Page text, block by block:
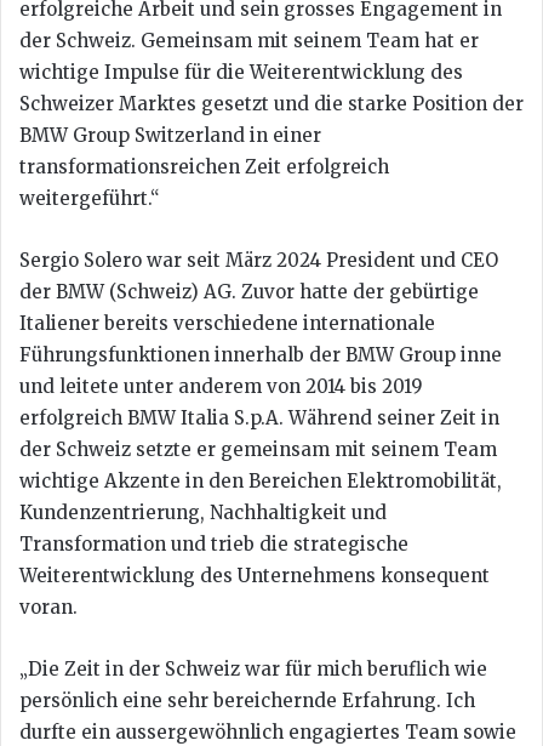
erfolgreiche Arbeit und sein grosses Engagement in
der Schweiz. Gemeinsam mit seinem Team hat er
wichtige Impulse für die Weiterentwicklung des
Schweizer Marktes gesetzt und die starke Position der
BMW Group Switzerland in einer
transformationsreichen Zeit erfolgreich
weitergeführt.“
Sergio Solero war seit März 2024 President und CEO
der BMW (Schweiz) AG. Zuvor hatte der gebürtige
Italiener bereits verschiedene internationale
Führungsfunktionen innerhalb der BMW Group inne
und leitete unter anderem von 2014 bis 2019
erfolgreich BMW Italia S.p.A. Während seiner Zeit in
der Schweiz setzte er gemeinsam mit seinem Team
wichtige Akzente in den Bereichen Elektromobilität,
Kundenzentrierung, Nachhaltigkeit und
Transformation und trieb die strategische
Weiterentwicklung des Unternehmens konsequent
voran.
„Die Zeit in der Schweiz war für mich beruflich wie
persönlich eine sehr bereichernde Erfahrung. Ich
durfte ein aussergewöhnlich engagiertes Team sowie